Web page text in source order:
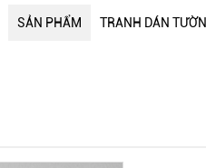
SẢN PHẨM TRANH DÁN